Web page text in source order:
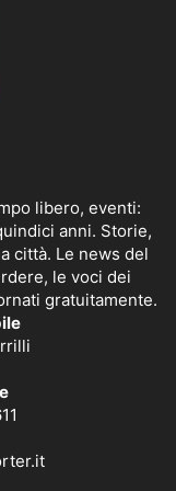
libero, eventi:
anni. Storie,
città. Le news del
le voci dei
gratuitamente.